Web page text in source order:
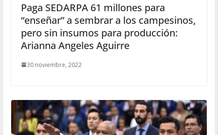
Paga SEDARPA 61 millones para
“enseñar” a sembrar a los campesinos,
pero sin insumos para producción:
Arianna Angeles Aguirre
30 noviembre, 2022